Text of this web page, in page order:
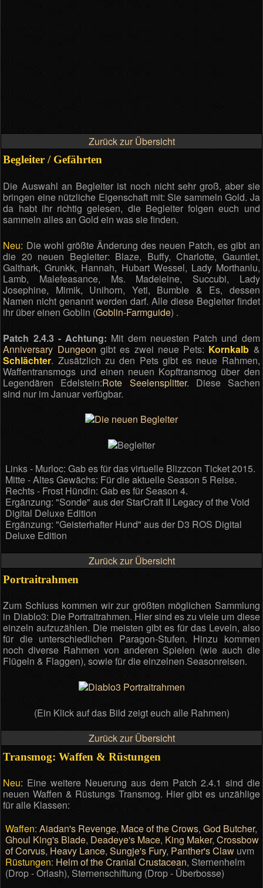
Zurück zur Übersicht
Begleiter / Gefährten
Die Auswahl an Begleiter ist noch nicht sehr groß, aber sie
bringen eine nützliche Eigenschaft mit: Sie sammeln Gold. Ja
da habt ihr richtig gelesen, die Begleiter folgen euch und
sammeln alles an Gold ein was sie finden.
Neu: Die wohl größte Änderung des neuen Patch, es gibt an
die 20 neuen Begleiter: Blaze, Buffy, Charlotte, Gauntlet,
Galthark, Grunkk, Hannah, Hubart Wessel, Lady Morthanlu,
Lamb, Malefeasance, Ms. Madeleine, Succubi, Lady
Josephine, Mimik, Unihorn, Yeti, Bumble & Es, dessen
Namen nicht genannt werden darf. Alle diese Begleiter findet
ihr über einen Goblin (Goblin-Farmguide) .
Patch 2.4.3 - Achtung: Mit dem neuesten Patch und dem
Anniversary Dungeon gibt es zwei neue Pets: Kornkalb &
Schlächter. Zusätzlich zu den Pets gibt es neue Rahmen,
Waffentransmogs und einen neuen Kopftransmog über den
Legendären Edelstein:Rote Seelensplitter. Diese Sachen
sind nur im Januar verfügbar.
Links - Murloc: Gab es für das virtuelle Blizzcon Ticket 2015.
Mitte - Altes Gewächs: Für die aktuelle Season 5 Reise.
Rechts - Frost Hündin: Gab es für Season 4.
Ergänzung: "Sonde" aus der StarCraft II Legacy of the Void
Digital Deluxe Edition
Ergänzung: "Geisterhafter Hund" aus der D3 ROS Digital
Deluxe Edition
Zurück zur Übersicht
Portraitrahmen
Zum Schluss kommen wir zur größten möglichen Sammlung
in Diablo3: Die Portraitrahmen. Hier sind es zu viele um diese
einzeln aufzuzählen. Die meisten gibt es für das Leveln, also
für die unterschiedlichen Paragon-Stufen. Hinzu kommen
noch diverse Rahmen von anderen Spielen (wie auch die
Flügeln & Flaggen), sowie für die einzelnen Seasonreisen.
(Ein Klick auf das Bild zeigt euch alle Rahmen)
Zurück zur Übersicht
Transmog: Waffen & Rüstungen
Neu: Eine weitere Neuerung aus dem Patch 2.4.1 sind die
neuen Waffen & Rüstungs Transmog. Hier gibt es unzählige
für alle Klassen:
Waffen: Aiadan's Revenge, Mace of the Crows, God Butcher,
Ghoul King's Blade, Deadeye's Mace, King Maker, Crossbow
of Corvus, Heavy Lance, Sungje's Fury, Panther's Clawuvm
Rüstungen: Helm of the Cranial Crustacean, Sternenhelm
(Drop - Orlash), Sternenschiftung (Drop - Überbosse)